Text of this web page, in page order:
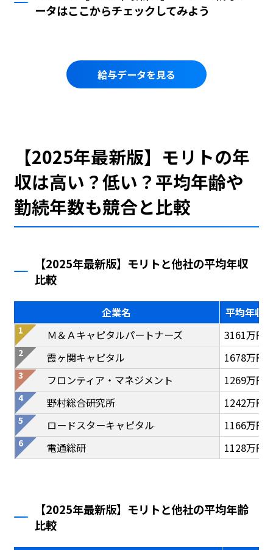
ータはここからチェックしてみよう
給与データを見る
【2025年最新版】モリトの年
収は高い？低い？平均年齢や
勤続年数も競合と比較
【2025年最新版】モリトと他社の平均年収
比較
企業名
平均年収
Ｍ＆Ａキャピタルパートナーズ
3161万円
霞ヶ関キャピタル
1678万円
フロンティア・マネジメント
1269万円
野村総合研究所
1242万円
ロードスターキャピタル
1166万円
電通総研
1128万円
【2025年最新版】モリトと他社の平均年齢
比較